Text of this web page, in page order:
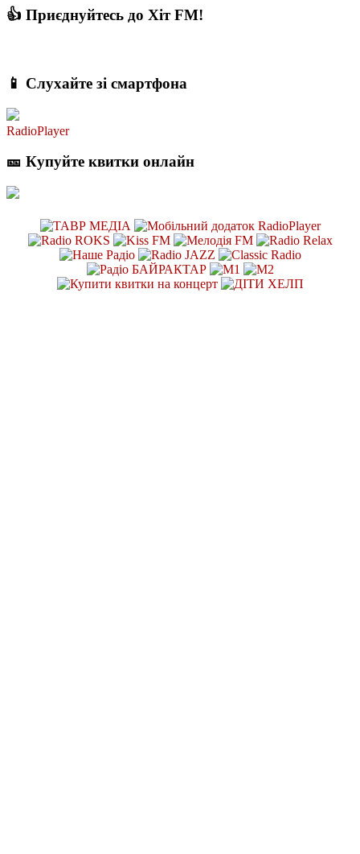
👍 Приєднуйтесь до Хіт FM!
📱 Слухайте зі смартфона
RadioPlayer
🎫 Купуйте квитки онлайн